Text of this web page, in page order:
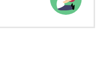
soorten opvang